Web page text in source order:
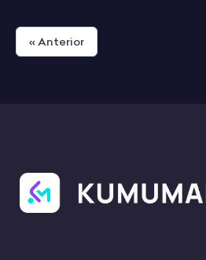
« Anterior